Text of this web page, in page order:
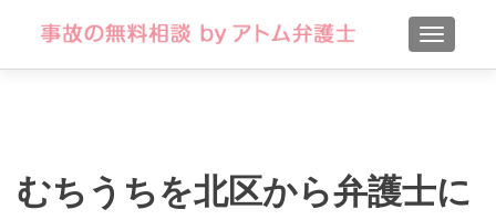
むちうちを北区から弁護士に